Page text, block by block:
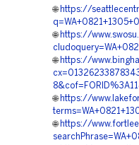
🌐 https://
🌐 https://
🌐 https://
🌐 https://
🌐 https://